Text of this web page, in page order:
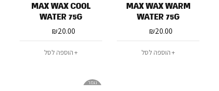
MAX WAX WARM
WATER 75G
₪20.00
הוספה לסל
MAX WAX COOL
WATER 75G
₪20.00
הוספה לסל
נגמר